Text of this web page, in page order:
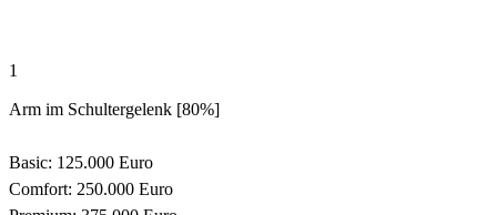
1
Arm im Schultergelenk [80%]
Basic: 125.000 Euro
Comfort: 250.000 Euro